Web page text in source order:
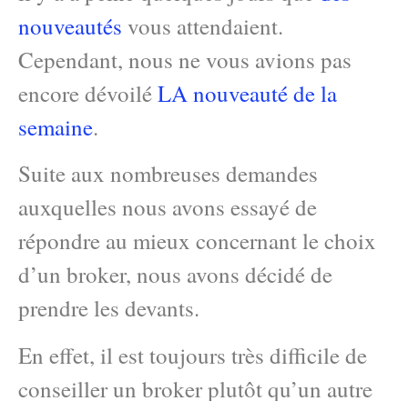
nouveautés vous attendaient.
Cependant, nous ne vous avions pas
encore dévoiléLA nouveauté de la
semaine.
Suite aux nombreuses demandes
auxquelles nous avons essayé de
répondre au mieux concernant le choix
d’un broker, nous avons décidé de
prendre les devants.
En effet, il est toujours très difficile de
conseiller un broker plutôt qu’un autre